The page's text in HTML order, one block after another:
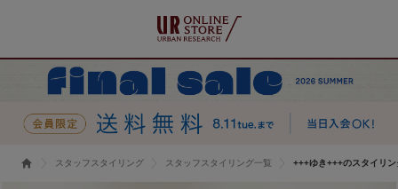
スタッフスタイリング スタッフスタイリング一覧 +++ゆき+++のスタイリン